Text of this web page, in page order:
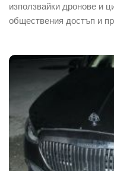
използвайки дронове и
обществения достъп и